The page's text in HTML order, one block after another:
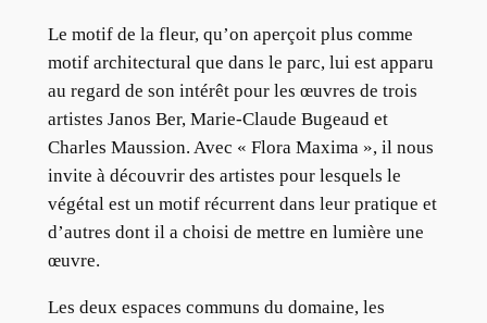
Le motif de la fleur, qu’on aperçoit plus comme
motif architectural que dans le parc, lui est apparu
au regard de son intérêt pour les œuvres de trois
artistes Janos Ber, Marie-Claude Bugeaud et
Charles Maussion. Avec « Flora Maxima », il nous
invite à découvrir des artistes pour lesquels le
végétal est un motif récurrent dans leur pratique et
d’autres dont il a choisi de mettre en lumière une
œuvre.
Les deux espaces communs du domaine, les